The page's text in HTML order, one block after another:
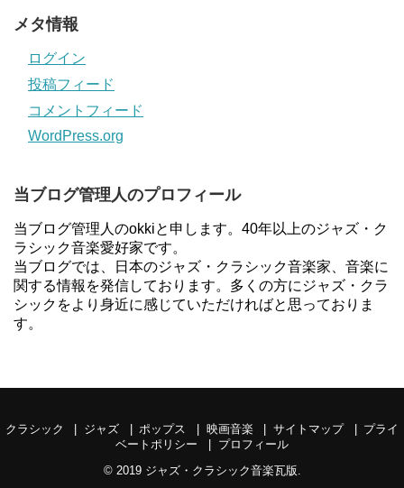
メタ情報
ログイン
投稿フィード
コメントフィード
WordPress.org
当ブログ管理人のプロフィール
当ブログ管理人のokkiと申します。40年以上のジャズ・ク
ラシック音楽愛好家です。
当ブログでは、日本のジャズ・クラシック音楽家、音楽に
関する情報を発信しております。多くの方にジャズ・クラ
シックをより身近に感じていただければと思っておりま
す。
クラシック ジャズ ポップス 映画音楽 サイトマップ
プライ
ベートポリシー
プロフィール
© 2019 ジャズ・クラシック音楽瓦版.